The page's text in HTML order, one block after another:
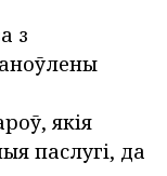
з
якія
паслугі, да